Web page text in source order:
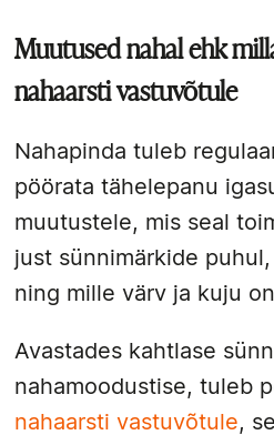
Muutused nahal ehk
nahaarsti vastuvõtule
Nahapinda tuleb
pöörata tähelepanu
muutustele, mis seal
just sünnimärkide
ning mille värv ja kuju
Avastades kahtlase
nahamoodustise, tuleb
nahaarsti vastuvõtule,